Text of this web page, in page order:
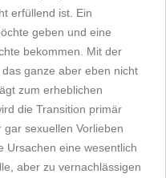
erfüllend ist. Ein
geben und eine
bekommen. Mit der
ganze aber eben nicht
zum erheblichen
die Transition primär
sexuellen Vorlieben
Ursachen eine wesentlich
aber zu vernachlässigen